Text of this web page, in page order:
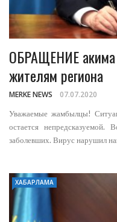
ОБРАЩЕНИЕ акима
жителям региона
MERKE NEWS 07.07.2020
Уважаемые жамбылцы!
остается
заболевших. Вирус нарушил
ХАБАРЛАМА